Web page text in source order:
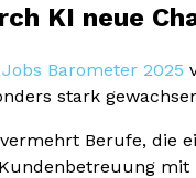
KI neue
Barometer 2025
stark
Berufe, die